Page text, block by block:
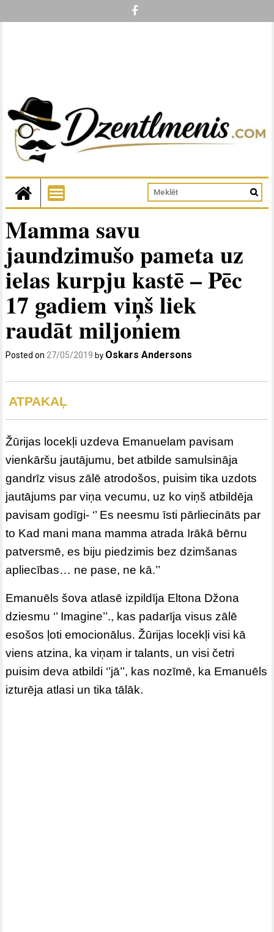
Mamma savu
jaundzimušo pameta uz
ielas kurpju kastē – Pēc
17 gadiem viņš liek
raudāt miljoniem
Posted on27/05/2019 by Oskars Andersons
ATPAKAĻ
Žūrijas locekļi uzdeva Emanuelam pavisam
vienkāršu jautājumu, bet atbilde samulsināja
gandrīz visus zālē atrodošos, puisim tika uzdots
jautājums par viņa vecumu, uz ko viņš atbildēja
pavisam godīgi- ‘’ Es neesmu īsti pārliecināts par
to Kad mani mana mamma atrada Irākā bērnu
patversmē, es biju piedzimis bez dzimšanas
apliecības… ne pase, ne kā.’’
Emanuēls šova atlasē izpildīja Eltona Džona
dziesmu ‘’ Imagine’’., kas padarīja visus zālē
esošos ļoti emocionālus. Žūrijas locekļi visi kā
viens atzina, ka viņam ir talants, un visi četri
puisim deva atbildi ‘’jā’’, kas nozīmē, ka Emanuēls
izturēja atlasi un tika tālāk.